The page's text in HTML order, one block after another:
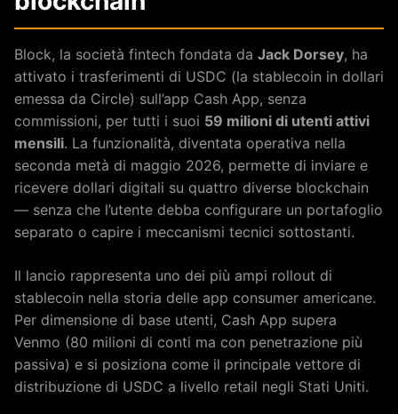
Block, la società fintech fondata da Jack Dorsey, ha
attivato i trasferimenti di USDC (la stablecoin in dollari
emessa da Circle) sull’app Cash App, senza
commissioni, per tutti i suoi 59 milioni di utenti attivi
mensili. La funzionalità, diventata operativa nella
seconda metà di maggio 2026, permette di inviare e
ricevere dollari digitali su quattro diverse blockchain
— senza che l’utente debba configurare un portafoglio
separato o capire i meccanismi tecnici sottostanti.
Il lancio rappresenta uno dei più ampi rollout di
stablecoin nella storia delle app consumer americane.
Per dimensione di base utenti, Cash App supera
Venmo (80 milioni di conti ma con penetrazione più
passiva) e si posiziona come il principale vettore di
distribuzione di USDC a livello retail negli Stati Uniti.